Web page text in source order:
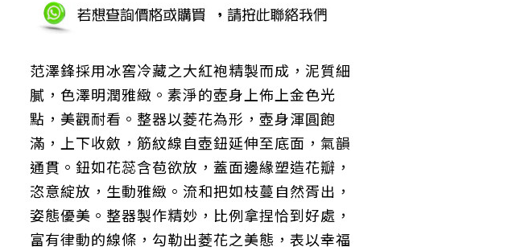
范澤鋒採用冰窖冷藏之大紅袍精製而成，泥質細
膩，色澤明潤雅緻。素淨的壺身上佈上金色光
點，美觀耐看。整器以菱花為形，壺身渾圓飽
滿，上下收斂，筋紋線自壺鈕延伸至底面，氣韻
通貫。鈕如花蕊含苞欲放，蓋面邊緣塑造花瓣，
恣意綻放，生動雅緻。流和把如枝蔓自然胥出，
姿態優美。整器製作精妙，比例拿捏恰到好處，
富有律動的線條，勾勒出菱花之美態，表以幸福